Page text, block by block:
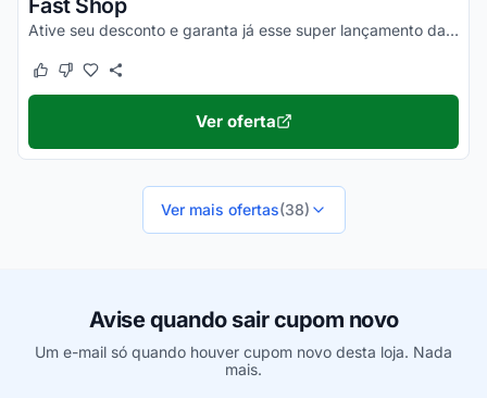
Ative seu desconto e garanta já esse super lançamento da Apple com o menor valor. Pode pesquisar!
Este cupom funcionou
Este cupom não funcionou
Ver oferta
Ver mais ofertas(38)
Avise quando sair cupom novo
Um e-mail só quando houver cupom novo desta loja. Nada
mais.